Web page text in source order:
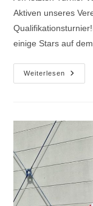
Aktiven unseres
einige Stars auf
Weiterlesen
4.